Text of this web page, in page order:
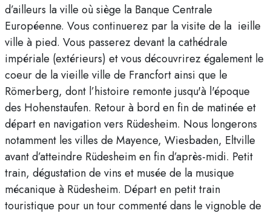
d’ailleurs la ville où siège la Banque Centrale
Européenne. Vous continuerez par la visite de la ieille
ville à pied. Vous passerez devant la cathédrale
impériale (extérieurs) et vous découvrirez également le
coeur de la vieille ville de Francfort ainsi que le
Römerberg, dont l’histoire remonte jusqu'à l'époque
des Hohenstaufen. Retour à bord en fin de matinée et
départ en navigation vers Rüdesheim. Nous longerons
notamment les villes de Mayence, Wiesbaden, Eltville
avant d’atteindre Rüdesheim en fin d’après-midi. Petit
train, dégustation de vins et musée de la musique
mécanique à Rüdesheim. Départ en petit train
touristique pour un tour commenté dans le vignoble de